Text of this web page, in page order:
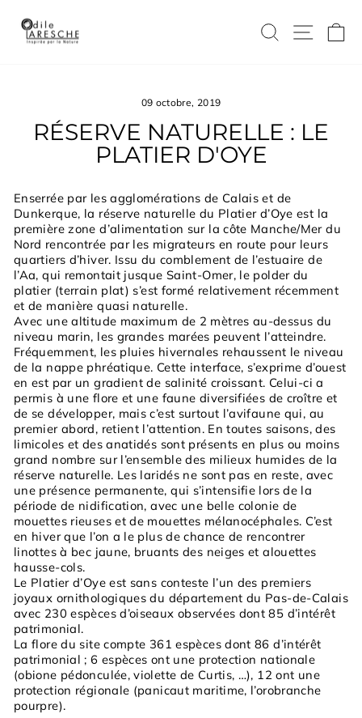
contenu
09 octobre, 2019
RÉSERVE NATURELLE : LE
PLATIER D'OYE
Enserrée par les agglomérations de Calais et de
Dunkerque, la réserve naturelle du Platier d’Oye est la
première zone d’alimentation sur la côte Manche/Mer du
Nord rencontrée par les migrateurs en route pour leurs
quartiers d’hiver. Issu du comblement de l’estuaire de
l’Aa, qui remontait jusque Saint-Omer, le polder du
platier (terrain plat) s’est formé relativement récemment
et de manière quasi naturelle.
Avec une altitude maximum de 2 mètres au-dessus du
niveau marin, les grandes marées peuvent l’atteindre.
Fréquemment, les pluies hivernales rehaussent le niveau
de la nappe phréatique. Cette interface, s’exprime d’ouest
en est par un gradient de salinité croissant. Celui-ci a
permis à une flore et une faune diversifiées de croître et
de se développer, mais c’est surtout l’avifaune qui, au
premier abord, retient l’attention. En toutes saisons, des
limicoles et des anatidés sont présents en plus ou moins
grand nombre sur l’ensemble des milieux humides de la
réserve naturelle. Les laridés ne sont pas en reste, avec
une présence permanente, qui s’intensifie lors de la
période de nidification, avec une belle colonie de
mouettes rieuses et de mouettes mélanocéphales. C’est
en hiver que l’on a le plus de chance de rencontrer
linottes à bec jaune, bruants des neiges et alouettes
hausse-cols.
Le Platier d’Oye est sans conteste l’un des premiers
joyaux ornithologiques du département du Pas-de-Calais
avec 230 espèces d’oiseaux observées dont 85 d’intérêt
patrimonial.
La flore du site compte 361 espèces dont 86 d’intérêt
patrimonial ; 6 espèces ont une protection nationale
(obione pédonculée, violette de Curtis, …), 12 ont une
protection régionale (panicaut maritime, l’orobranche
pourpre).